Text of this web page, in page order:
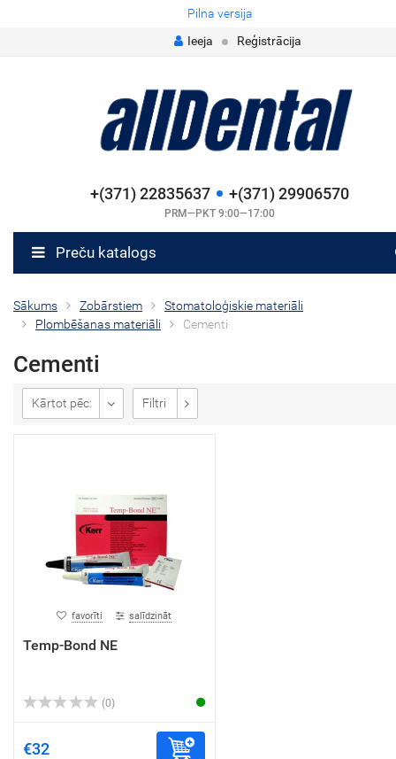
Pilna versija
Ieeja
Reģistrācija
+(371) 22835637 +(371) 29906570
PRM—PKT 9:00—17:00
Preču katalogs
Sākums Zobārstiem
Stomatoloģiskie materiāli
Plombēšanas materiāli
Cementi
Cementi
Kārtot pēc: Filtri
favorīti salīdzināt
Temp-Bond NE
(0)
€32